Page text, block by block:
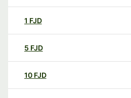
1 FJD
5 FJD
10 FJD